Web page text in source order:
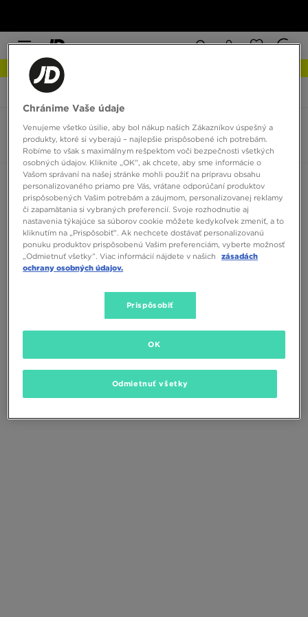
JD Sports Muži
Novinky 2026 - Pánska obuv
0 produktov
Zoradiť:Odporúčané Filtrovať
Žiadne produkty na zobrazenie
Zmeňte kritériá vyhľadávania alebo
odstráňte vybrané filtre
Chránime Vaše údaje
Venujeme všetko úsilie, aby bol nákup našich Zákazníkov úspešný a
produkty, ktoré si vyberajú – najlepšie prispôsobené ich potrebám.
Robíme to však s maximálnym rešpektom voči bezpečnosti všetkých
osobných údajov. Kliknite „OK”, ak chcete, aby sme informácie o
Vašom správaní na našej stránke mohli použiť na prípravu obsahu
personalizovaného priamo pre Vás, vrátane odporúčaní produktov
prispôsobených Vašim potrebám a záujmom, personalizovanej reklamy
či zapamätania si vybraných preferencií. Svoje rozhodnutie aj
nastavenia týkajúce sa súborov cookie môžete kedykoľvek zmeniť, a to
kliknutím na „Prispôsobiť”. Ak nechcete dostávať personalizovanú
ponuku produktov prispôsobenú Vašim preferenciám, vyberte možnosť
„Odmietnuť všetky”. Viac informácií nájdete v našich
zásadách
ochrany osobných údajov.
Prispôsobiť
Odmietnuť všetky
OK